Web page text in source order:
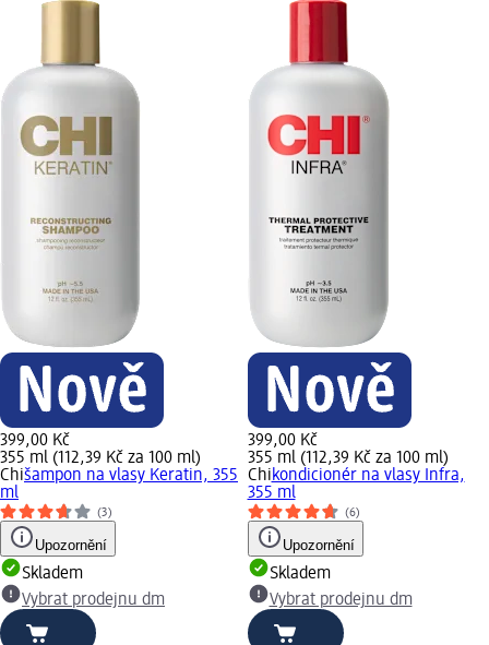
399,00 Kč
355 ml (112,39 Kč za 100 ml)
Chišampon na vlasy Keratin, 355
ml
(3)
Upozornění
Skladem
Vybrat prodejnu dm
399,00 Kč
355 ml (112,39 Kč za 100 ml)
Chikondicionér na vlasy Infra,
355 ml
(6)
Upozornění
Skladem
Vybrat prodejnu dm